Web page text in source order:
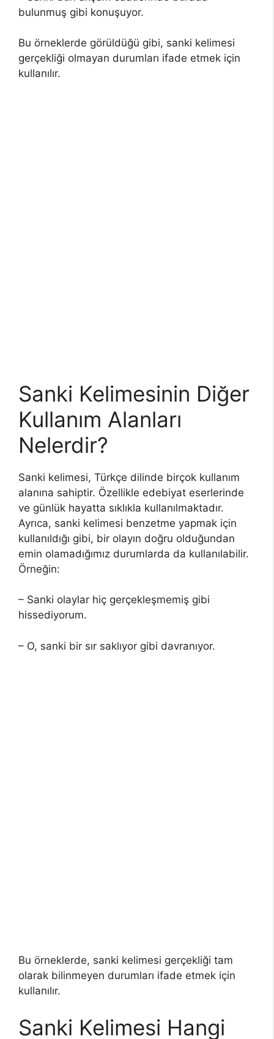
bulunmuş gibi konuşuyor.
Bu örneklerde görüldüğü gibi, sanki kelimesi
gerçekliği olmayan durumları ifade etmek için
kullanılır.
Sanki Kelimesinin Diğer
Kullanım Alanları
Nelerdir?
Sanki kelimesi, Türkçe dilinde birçok kullanım
alanına sahiptir. Özellikle edebiyat eserlerinde
ve günlük hayatta sıklıkla kullanılmaktadır.
Ayrıca, sanki kelimesi benzetme yapmak için
kullanıldığı gibi, bir olayın doğru olduğundan
emin olamadığımız durumlarda da kullanılabilir.
Örneğin:
– Sanki olaylar hiç gerçekleşmemiş gibi
hissediyorum.
– O, sanki bir sır saklıyor gibi davranıyor.
Bu örneklerde, sanki kelimesi gerçekliği tam
olarak bilinmeyen durumları ifade etmek için
kullanılır.
Sanki Kelimesi Hangi